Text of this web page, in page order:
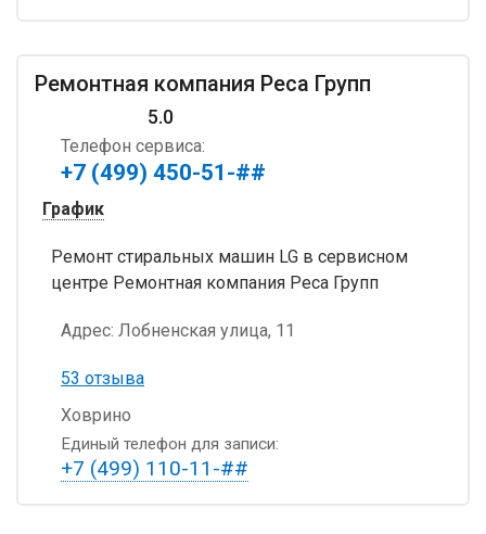
Ремонтная компания Реса Групп
5.0
Телефон сервиса:
+7 (499) 450-51-##
График
Ремонт стиральных машин LG в сервисном
центре Ремонтная компания Реса Групп
Адрес: Лобненская улица, 11
53 отзыва
Ховрино
Единый телефон для записи:
+7 (499) 110-11-##